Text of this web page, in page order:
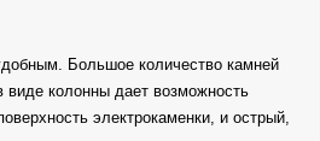
Большое количество камней
виде колонны дает возможность
электрокаменки, и острый,